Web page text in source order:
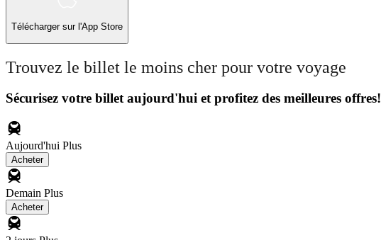
Télécharger sur l'App Store
Trouvez le billet le moins cher pour votre voyage
Sécurisez votre billet aujourd'hui et profitez des meilleures offres!
Aujourd'hui Plus
Acheter
Demain Plus
Acheter